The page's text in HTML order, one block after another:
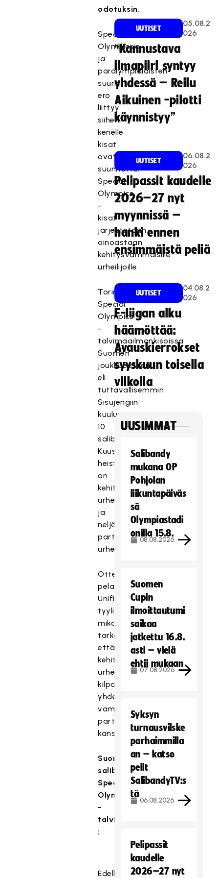
odotuksin.
Special
Olympicsin
ja
paralympialaisten
suurin
ero
liittyy
siihen,
kenelle
kisat
ovat
suunnattu.
Special
Olympics
-
kisat
järjestetään
ainoastaan
kehitysvammaisille
urheilijoille.
Torinon
Special
Olympics
-
talvimaailmankisoissa
Suomen
joukkueeseen
eli
tuttavallisemmin
Sisujengiin
kuuluu
10
salibandypelaajaa.
Kuusi
heistä
on
kehitysvammaisia
urheilijoita
ja
neljä
partner-
urheilijoita.
Ottelut
pelataan
Unified-
tyylillä,
mikä
tarkoittaa,
että
kehitysvammaiset
urheilijat
kilpailevat
yhdessä
vammattomien
partneripelaajien
kanssa.
Suomen
salibandyjoukkue
Special
Olympics
-
talvimaailmankisoissa
:
Edellisissä
UUTISET
05.08.2
026
“Kannustava
ilmapiiri syntyy
yhdessä – Reilu
Aikuinen -pilotti
käynnistyy”
UUTISET
06.08.2
026
Pelipassit kaudelle
2026–27 nyt
myynnissä –
hanki ennen
ensimmäistä peliä
UUTISET
04.08.2
026
F-liigan alku
häämöttää:
Avauskierrokset
syyskuun toisella
viikolla
UUSIMMAT
Salibandy
mukana OP
Pohjolan
liikuntapäiväs
sä
Olympiastadi
onilla 15.8.
08.08.2026
Suomen
Cupin
ilmoittautumi
saikaa
jatkettu 16.8.
asti – vielä
ehtii mukaan
07.08.2026
Syksyn
turnausvilske
parhaimmilla
an – katso
pelit
SalibandyTV:s
tä
06.08.2026
Pelipassit
kaudelle
2026–27 nyt